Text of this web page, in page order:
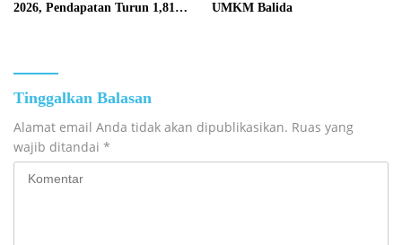
2026, Pendapatan Turun 1,81
UMKM Balida
Tinggalkan Balasan
Alamat email Anda tidak akan dipublikasikan. Ruas yang
wajib ditandai *